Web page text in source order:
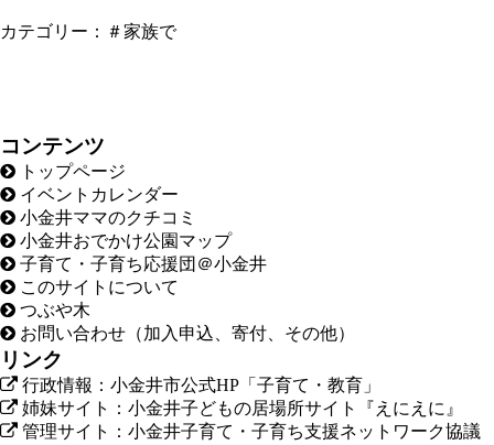
カテゴリー： ＃家族で
コンテンツ
トップページ
イベントカレンダー
小金井ママのクチコミ
小金井おでかけ公園マップ
子育て・子育ち応援団＠小金井
このサイトについて
つぶや木
お問い合わせ（加入申込、寄付、その他）
リンク
行政情報：小金井市公式HP「子育て・教育」
姉妹サイト：小金井子どもの居場所サイト『えにえに』
管理サイト：小金井子育て・子育ち支援ネットワーク協議